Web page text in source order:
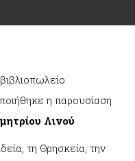
η παρουσίαση
Λινού
τη Θρησκεία, την